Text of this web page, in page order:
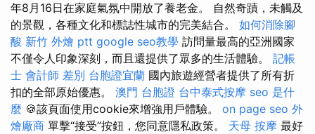
年8月16日在家庭氣氛中開放了養老金。 自然奇蹟，未觸及
的景觀，各種文化和標誌性城市的完美結合。 如何消除腳
酸 新竹 外燴 ptt google seo教學 訪問量最高的亞洲國家
不僅令人印象深刻，而且還提供了眾多的生活體驗。 記帳
士 會計師 差別 台胞證宜蘭 國內旅遊經營者提供了所有折
扣的全部原始優惠。 澳門 台胞證 台中泰式按摩 seo 是什
麼 🍪該頁面使用cookie來增強用戶體驗。 on page seo 外
燴廠商 單擊“接受”按鈕，您同意隱私政策。 天母 按摩 最好